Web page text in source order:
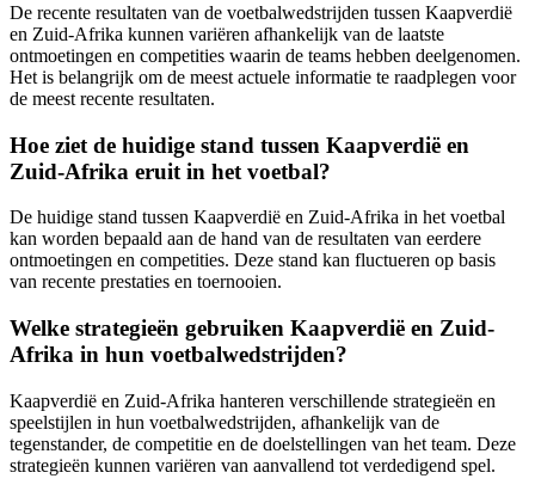
De recente resultaten van de voetbalwedstrijden tussen Kaapverdië
en Zuid-Afrika kunnen variëren afhankelijk van de laatste
ontmoetingen en competities waarin de teams hebben deelgenomen.
Het is belangrijk om de meest actuele informatie te raadplegen voor
de meest recente resultaten.
Hoe ziet de huidige stand tussen Kaapverdië en
Zuid-Afrika eruit in het voetbal?
De huidige stand tussen Kaapverdië en Zuid-Afrika in het voetbal
kan worden bepaald aan de hand van de resultaten van eerdere
ontmoetingen en competities. Deze stand kan fluctueren op basis
van recente prestaties en toernooien.
Welke strategieën gebruiken Kaapverdië en Zuid-
Afrika in hun voetbalwedstrijden?
Kaapverdië en Zuid-Afrika hanteren verschillende strategieën en
speelstijlen in hun voetbalwedstrijden, afhankelijk van de
tegenstander, de competitie en de doelstellingen van het team. Deze
strategieën kunnen variëren van aanvallend tot verdedigend spel.